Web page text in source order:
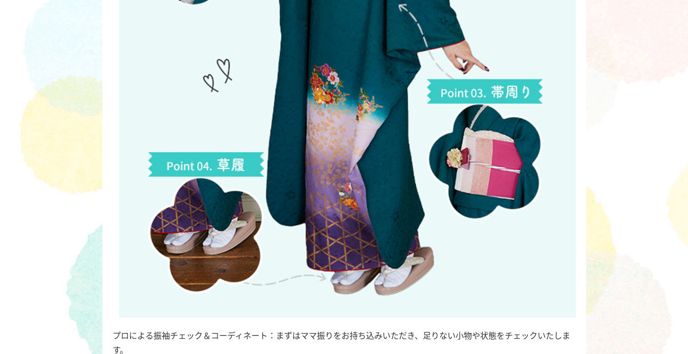
プロによる振袖チェック＆コーディネート：まずはママ振りをお持ち込みいただき、足りない小物や状態をチェックいたしま
す。